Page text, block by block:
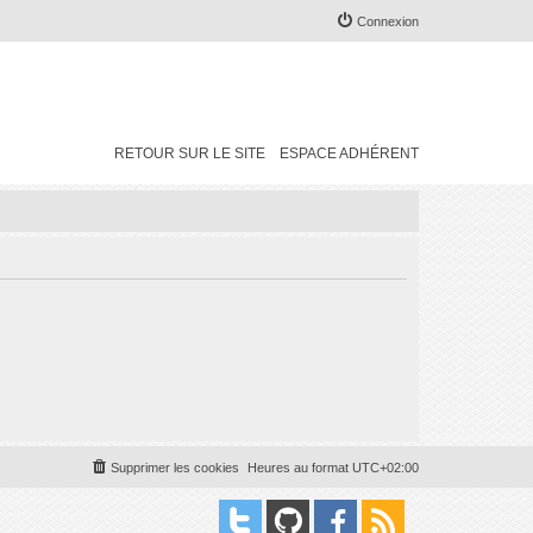
Connexion
RETOUR SUR LE SITE ESPACE ADHÉRENT
Heures au format UTC+02:00
Supprimer les cookies